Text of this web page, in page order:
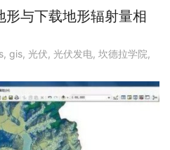
与下载地形辐射量相
, gis, 光伏, 光伏发电, 坎德拉学院,